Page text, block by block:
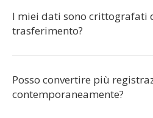
I miei dati sono crittografati
trasferimento?
Posso convertire più
contemporaneamente?